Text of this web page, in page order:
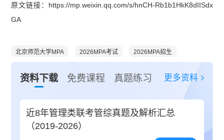
原文链接：https://mp.weixin.qq.com/s/hnCH-Rb1b1HkK8dIISdx
GA
北京师范大学MPA 2026MPA考试 2026MPA招生
资料下载 免费课程 真题练习 更多资料
近8年管理类联考管综真题及解析汇总
（2019-2026）